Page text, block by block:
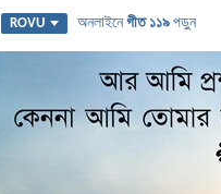
ROVU অনলাইনেগীত ১১৯ পড়ুন